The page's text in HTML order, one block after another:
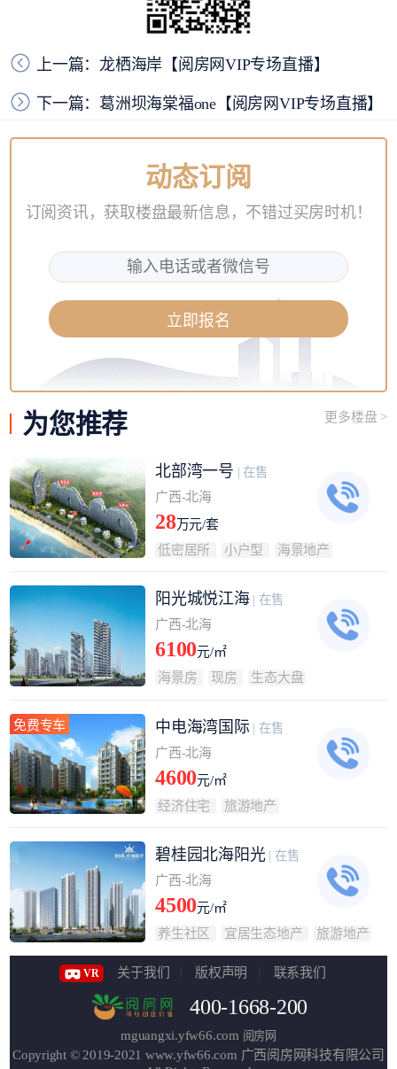
上一篇：龙栖海岸【阅房网VIP专场直播】
下一篇：葛洲坝海棠福one【阅房网VIP专场直播】
动态订阅
订阅资讯，获取楼盘最新信息，不错过买房时机！
立即报名
为您推荐 更多楼盘 >
北部湾一号 | 在售
广西-北海
28万元/套
低密居所
小户型 海景地产
阳光城悦江海| 在售
广西-北海
6100元/㎡
海景房
现房 生态大盘
免费专车 中电海湾国际 | 在售
广西-北海
4600元/㎡
经济住宅
旅游地产
碧桂园北海阳光| 在售
广西-北海
4500元/㎡
养生社区
宜居生态地产 旅游地产
VR 关于我们 版权声明 联系我们
400-1668-200
mguangxi.yfw66.com 阅房网
Copyright © 2019-2021 www.yfw66.com 广西阅房网科技有限公司